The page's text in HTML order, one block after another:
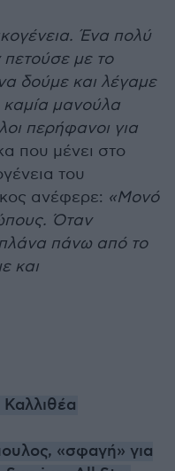
Ένα πολύ
πετούσε με το
δούμε και λέγαμε
μανούλα
περήφανοι για
που μένει στο
του
ανέφερε: «Μονό
Όταν
πάνω από το
και
«σφαγή» για